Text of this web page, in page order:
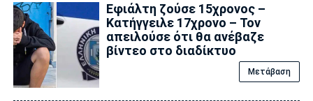
Εφιάλτη ζούσε 15χρονος –
Κατήγγειλε 17χρονο – Τον
απειλούσε ότι θα ανέβαζε
βίντεο στο διαδίκτυο
Μετάβαση